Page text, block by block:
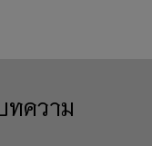
ทความ